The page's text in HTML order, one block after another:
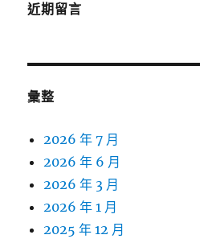
近期留言
彙整
2026 年 7 月
2026 年 6 月
2026 年 3 月
2026 年 1 月
2025 年 12 月